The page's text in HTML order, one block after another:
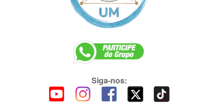
Siga-nos: